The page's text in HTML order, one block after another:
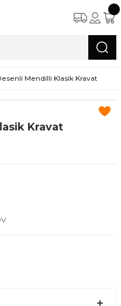
Mendilli Klasik Kravat
Kravat